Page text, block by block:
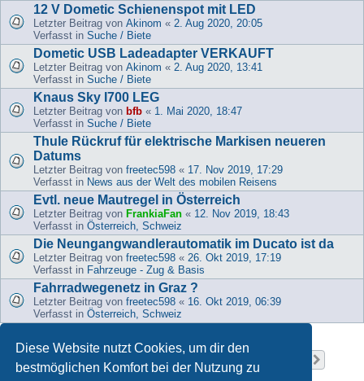
Diese Website nutzt Cookies, um dir den
bestmöglichen Komfort bei der Nutzung zu
12 V Dometic Schienenspot mit LED
Letzter Beitrag von Akinom « 2. Aug 2020, 20:05
Verfasst in Suche / Biete
Dometic USB Ladeadapter VERKAUFT
Letzter Beitrag von Akinom « 2. Aug 2020, 13:41
Verfasst in Suche / Biete
Knaus Sky I700 LEG
Letzter Beitrag von bfb « 1. Mai 2020, 18:47
Verfasst in Suche / Biete
Thule Rückruf für elektrische Markisen neueren
Datums
Letzter Beitrag von freetec598 « 17. Nov 2019, 17:29
Verfasst in News aus der Welt des mobilen Reisens
Evtl. neue Mautregel in Österreich
Letzter Beitrag von FrankiaFan « 12. Nov 2019, 18:43
Verfasst in Österreich, Schweiz
Die Neungangwandlerautomatik im Ducato ist da
Letzter Beitrag von freetec598 « 26. Okt 2019, 17:19
Verfasst in Fahrzeuge - Zug & Basis
Fahrradwegenetz in Graz ?
Letzter Beitrag von freetec598 « 16. Okt 2019, 06:39
Verfasst in Österreich, Schweiz
Seite1 2